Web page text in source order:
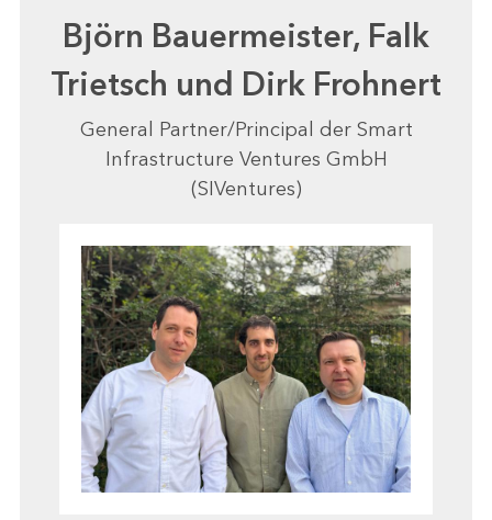
Björn Bauermeister, Falk
Trietsch und Dirk Frohnert
General Partner/Principal der Smart
Infrastructure Ventures GmbH
(SIVentures)